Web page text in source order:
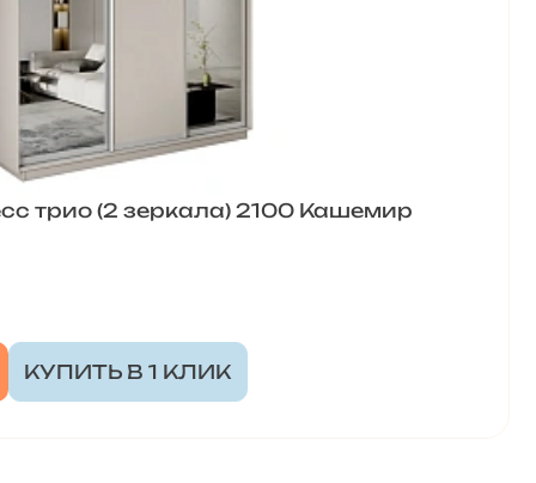
трио (2 зеркала) 2100 Кашемир
КУПИТЬ В 1 КЛИК